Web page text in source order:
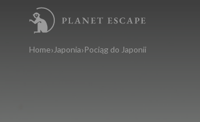
Home Japonia Pociąg do Japonii